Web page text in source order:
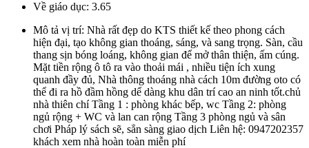
Về giáo dục: 3.65
Mô tả vị trí: Nhà rất đẹp do KTS thiết kế theo phong cách
hiện đại, tạo không gian thoáng, sáng, và sang trọng. Sàn, cầu
thang sịn bóng loáng, không gian để mở thân thiện, ấm cúng.
Mặt tiền rộng ô tô ra vào thoải mái , nhiều tiện ích xung
quanh đầy đủ, Nhà thông thoáng nhà cách 10m đường oto có
thể đi ra hồ đầm hồng dể dàng khu dân trí cao an ninh tốt.chủ
nhà thiên chí Tầng 1 : phòng khác bếp, wc Tầng 2: phòng
ngủ rộng + WC và lan can rộng Tầng 3 phòng ngủ và sân
chơi Pháp lý sách sẽ, sẳn sàng giao dịch Liên hệ: 0947202357
khách xem nhà hoàn toàn miễn phí